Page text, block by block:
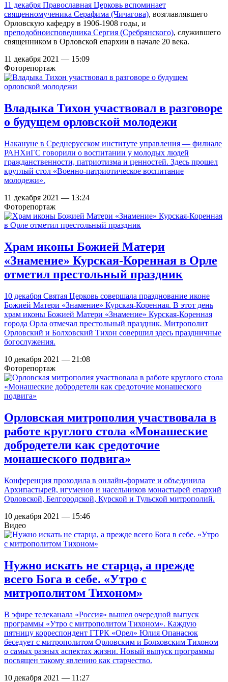
11 декабря Православная Церковь вспоминает
священномученика Серафима (Чичагова), возглавлявшего
Орловскую кафедру в 1906-1908 годы, и
преподобноисповедника Сергия (Сребрянского), служившего
священником в Орловской епархии в начале 20 века.
11 декабря 2021 — 15:09
Фоторепортаж
Владыка Тихон участвовал в разговоре
о будущем орловской молодежи
Накануне в Среднерусском институте управления — филиале
РАНХиГС говорили о воспитании у молодых людей
гражданственности, патриотизма и ценностей. Здесь прошел
круглый стол «Военно-патриотическое воспитание
молодежи».
11 декабря 2021 — 13:24
Фоторепортаж
Храм иконы Божией Матери
«Знамение» Курская-Коренная в Орле
отметил престольный праздник
10 декабря Святая Церковь совершала празднование иконе
Божией Матери «Знамение» Курская-Коренная. В этот день
храм иконы Божией Матери «Знамение» Курская-Коренная
города Орла отмечал престольный праздник. Митрополит
Орловский и Болховский Тихон совершил здесь праздничные
богослужения.
10 декабря 2021 — 21:08
Фоторепортаж
Орловская митрополия участвовала в
работе круглого стола «Монашеские
добродетели как средоточие
монашеского подвига»
Конференция проходила в онлайн-формате и объединила
Архипастырей, игуменов и насельников монастырей епархий
Орловской, Белгородской, Курской и Тульской митрополий.
10 декабря 2021 — 15:46
Видео
Нужно искать не старца, а прежде
всего Бога в себе. «Утро с
митрополитом Тихоном»
В эфире телеканала «Россия» вышел очередной выпуск
программы «Утро с митрополитом Тихоном». Каждую
пятницу корреспондент ГТРК «Орел» Юлия Опанасюк
беседует с митрополитом Орловским и Болховским Тихоном
о самых разных аспектах жизни. Новый выпуск программы
посвящен такому явлению как старчество.
10 декабря 2021 — 11:27